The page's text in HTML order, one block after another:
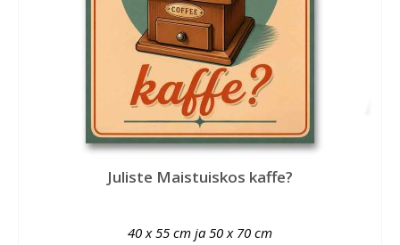
Juliste Maistuiskos kaffe?
40 x 55 cm ja 50 x 70 cm